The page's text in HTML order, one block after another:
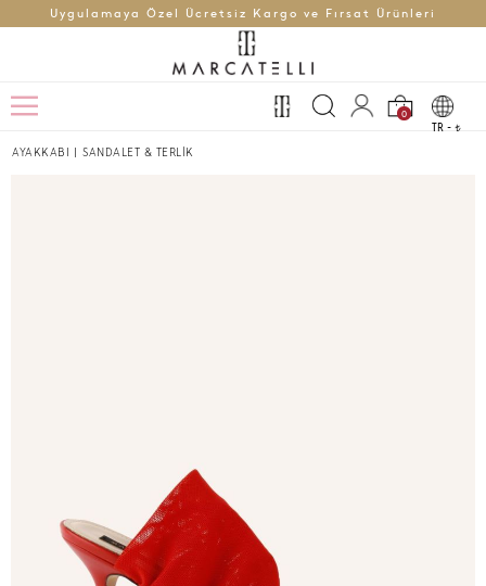
Uygulamaya Özel Ücretsiz Kargo ve Fırsat Ürünleri
0
TR - t
AYAKKABI | SANDALET & TERLİK